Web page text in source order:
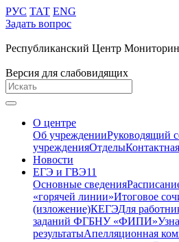
РУС ТАТ ENG
Задать вопрос
Республиканский Центр
Версия для слабовидящих
О центре
Об учрежденииРуководящий
учрежденияОтделы
Новости
ЕГЭ и ГВЭ11
Основные сведения
«горячей линии»Итоговое
(изложение)КЕГЭДля
заданий ФГБНУ «ФИПИ»
результатыАпелляционная